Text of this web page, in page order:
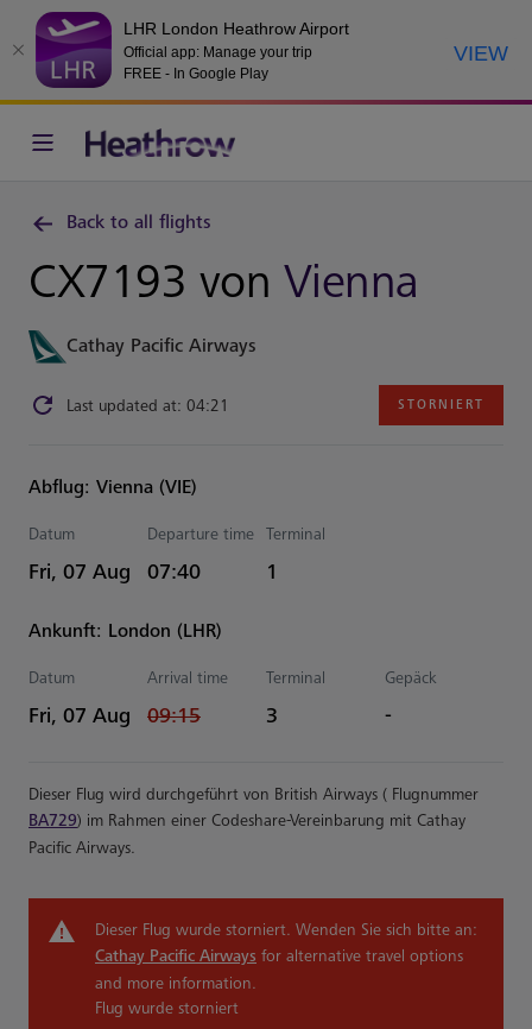
LHR London Heathrow Airport
Official app: Manage your trip
FREE - In Google Play
VIEW
Back to all flights
CX7193 von Vienna
Cathay Pacific Airways
Last updated at: 04:21 STORNIERT
Abflug: Vienna (VIE)
Datum
Fri, 07 Aug
Departure time
Estimated Uhrzeiten
07:40
Terminal
1
Ankunft: London (LHR)
Datum
Fri, 07 Aug
Arrival time
Storniert Uhrzeiten
09:15
Terminal
3
Gepäck
-
Dieser Flug wird durchgeführt von British Airways ( Flugnummer
BA729) im Rahmen einer Codeshare-Vereinbarung mit Cathay
Pacific Airways.
Dieser Flug wurde storniert. Wenden Sie sich bitte an:
Cathay Pacific Airways for alternative travel options
and more information.
Flug wurde storniert